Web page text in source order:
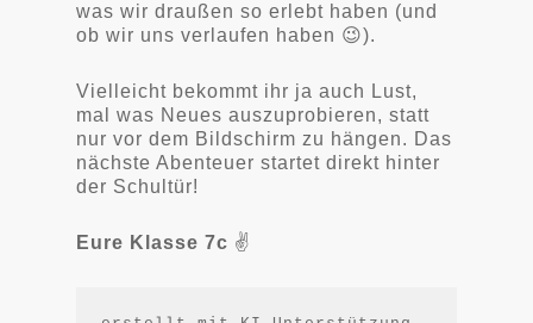
was wir draußen so erlebt haben (und
ob wir uns verlaufen haben 😉).
Vielleicht bekommt ihr ja auch Lust,
mal was Neues auszuprobieren, statt
nur vor dem Bildschirm zu hängen. Das
nächste Abenteuer startet direkt hinter
der Schultür!
Eure Klasse 7c ✌️